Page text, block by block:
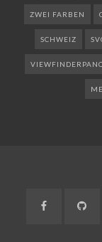
ZWEI FARBEN
SCHWEIZ
Facebook